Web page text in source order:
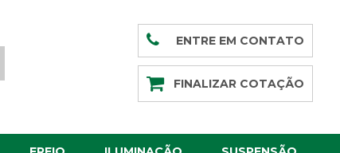
ENTRE EM CONTATO
FINALIZAR COTAÇÃO